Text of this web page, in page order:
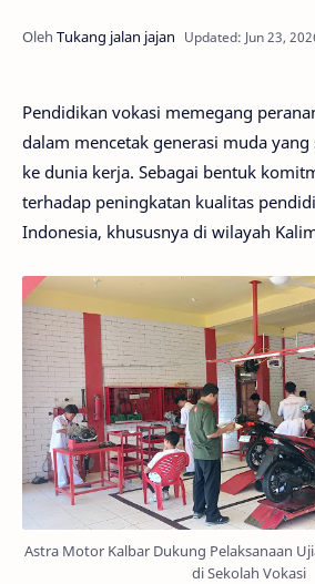
Pendidikan vokasi memegang
dalam mencetak generasi muda
ke dunia kerja. Sebagai bentuk
terhadap peningkatan kualitas
Indonesia, khususnya di wilayah
Astra Motor Kalbar Dukung Pelaksanaan
di Sekolah Vokasi